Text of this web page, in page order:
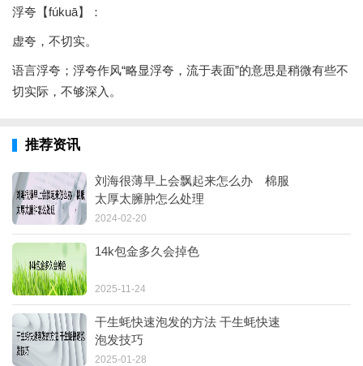
浮夸【fúkuā】：
虚夸，不切实。
语言浮夸；浮夸作风“略显浮夸，流于表面”的意思是稍微有些不
切实际，不够深入。
推荐资讯
刘海很薄早上会飘起来怎么办 棉服
太厚太臃肿怎么处理
2024-02-20
14k包金多久会掉色
2025-11-24
干生蚝快速泡发的方法 干生蚝快速
泡发技巧
2025-01-28